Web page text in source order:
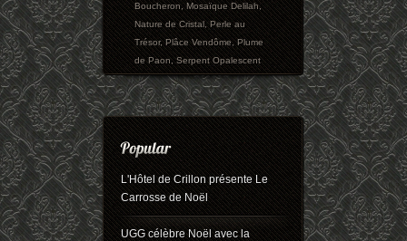
Boucheron,Mosaïque Delilah,
Nature de Cristal,Perle au
Trésor,Plâce Vendôme,Plume
de Paon,Serpent Opalescent
L'Hôtel de Crillon présente Le
Carrosse de Noël
UGG célèbre Noël avec la